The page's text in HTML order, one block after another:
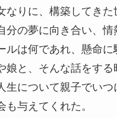
なりに、構築してき
分の夢に向き合い、情
ルは何であれ、懸命に
娘と、そんな話をする
生について親子でい
も与えてくれた。